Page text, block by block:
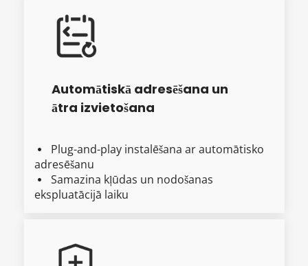
Automātiskā adresēšana un
ātra izvietošana
 Plug-and-play instalēšana ar automātisko
adresēšanu
 Samazina kļūdas un nodošanas
ekspluatācijā laiku